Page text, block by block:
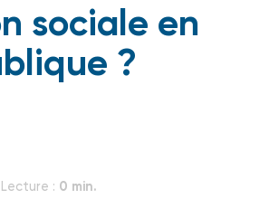
sociale en
?
Lecture : 0 min.